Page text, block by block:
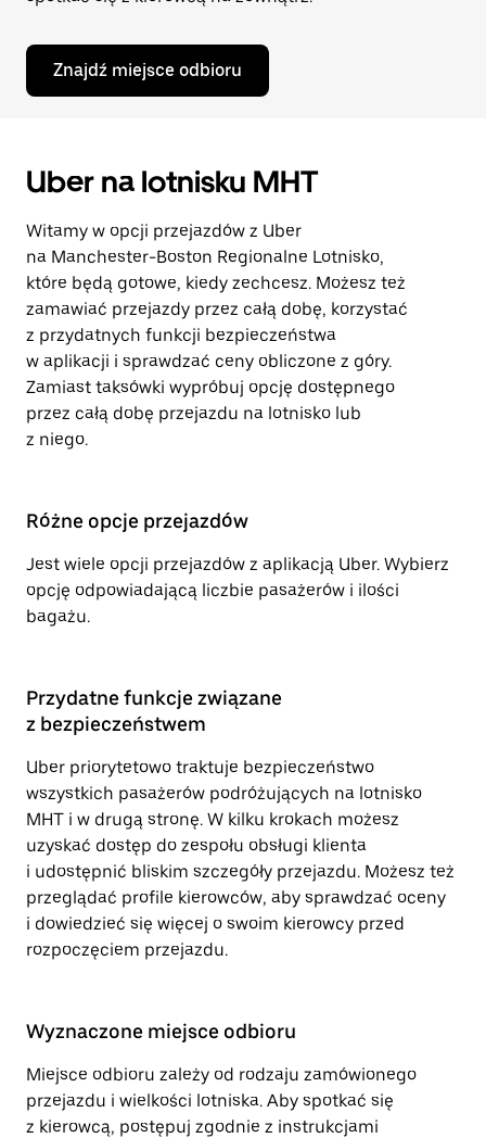
Znajdź miejsce odbioru
Uber na lotnisku MHT
Witamy w opcji przejazdów z Uber
na Manchester-Boston Regionalne Lotnisko,
które będą gotowe, kiedy zechcesz. Możesz też
zamawiać przejazdy przez całą dobę, korzystać
z przydatnych funkcji bezpieczeństwa
w aplikacji i sprawdzać ceny obliczone z góry.
Zamiast taksówki wypróbuj opcję dostępnego
przez całą dobę przejazdu na lotnisko lub
z niego.
Różne opcje przejazdów
Jest wiele opcji przejazdów z aplikacją Uber. Wybierz
opcję odpowiadającą liczbie pasażerów i ilości
bagażu.
Przydatne funkcje związane
z bezpieczeństwem
Uber priorytetowo traktuje bezpieczeństwo
wszystkich pasażerów podróżujących na lotnisko
MHT i w drugą stronę. W kilku krokach możesz
uzyskać dostęp do zespołu obsługi klienta
i udostępnić bliskim szczegóły przejazdu. Możesz też
przeglądać profile kierowców, aby sprawdzać oceny
i dowiedzieć się więcej o swoim kierowcy przed
rozpoczęciem przejazdu.
Wyznaczone miejsce odbioru
Miejsce odbioru zależy od rodzaju zamówionego
przejazdu i wielkości lotniska. Aby spotkać się
z kierowcą, postępuj zgodnie z instrukcjami